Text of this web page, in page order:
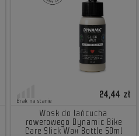
Brak na stanie
24,44 zł
Wosk do łańcucha
rowerowego Dynamic Bike
Care Slick Wax Bottle 50ml